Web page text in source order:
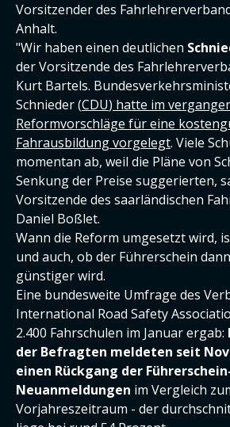
Vorsitzender des
Anhalt.
"Wir haben einen deutlichen
der Vorsitzende des
Kurt Bartels.
Schnieder (CDU) hatte im
Reformvorschläge für eine
Fahrausbildung vorgelegt. Viele
momentan ab, weil die Pläne von
Senkung der Preise suggerierten,
Vorsitzende des saarländischen
Daniel Boßlet.
Wann die Reform umgesetzt wird,
und auch, ob der Führerschein
günstiger wird.
Eine bundesweite Umfrage des
International Road Safety
2.400 Fahrschulen im Januar ergab:
der Befragten meldeten seit
einen Rückgang der
Neuanmeldungen im Vergleich
Vorjahreszeitraum - der